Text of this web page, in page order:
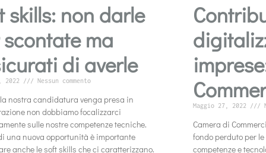
skills: non darle
ma
di averle
2022 Nessun commento
nostra candidatura venga presa in
non dobbiamo focalizzarci
sulle nostre competenze tecniche.
una nuova opportunità è importante
anche le soft skills che ci caratterizzano.
Maggio 27, 2022
Camera di
fondo perduto per
competenze e